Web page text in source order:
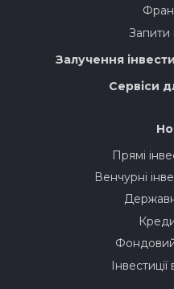
Запити
Залучення
Сервіси
Прямі
Венчурні